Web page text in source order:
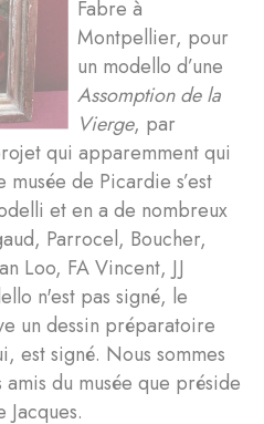
Fabre à
Montpellier, pour
un modello d’une
Assomption de la
Vierge, par
qui apparemment qui
musée de Picardie s’est
et en a de nombreux
Parrocel, Boucher,
Loo, FA Vincent, JJ
n'est pas signé, le
un dessin préparatoire
est signé. Nous sommes
du musée que préside